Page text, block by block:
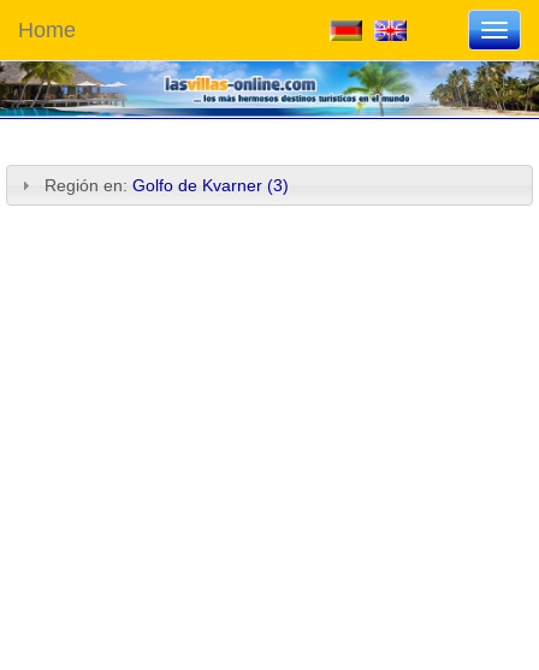
Home
Región en: Golfo de Kvarner (3)